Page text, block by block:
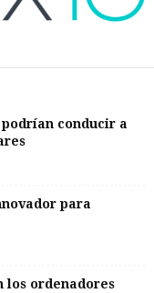
conducir a
para
los ordenadores